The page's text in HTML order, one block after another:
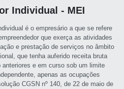
Individual - MEI
é o empresário a que se refere
que exerça as atividades
e prestação de serviços no âmbito
que tenha auferido receita bruta
e em curso sob um limite
apenas as ocupações
CGSN nº 140, de 22 de maio de